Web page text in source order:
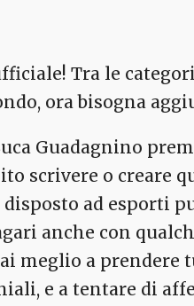
Tra le
ora bisogna
scrivere o creare
disposto ad esporti
anche con
meglio a prendere
e a tentare di